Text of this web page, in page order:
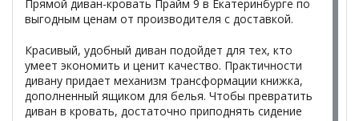
Прямой диван-кровать Прайм 9 в Екатеринбурге по
выгодным ценам от производителя с доставкой.
Красивый, удобный диван подойдет для тех, кто
умеет экономить и ценит качество. Практичности
дивану придает механизм трансформации книжка,
дополненный ящиком для белья. Чтобы превратить
диван в кровать, достаточно приподнять сидение